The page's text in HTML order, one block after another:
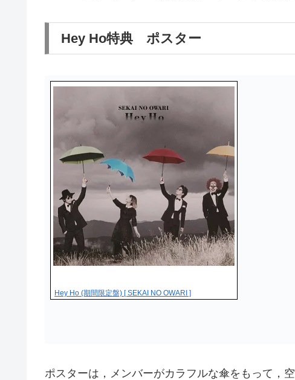
Hey Ho特典 ポスター
Hey Ho (期間限定盤) [ SEKAI NO OWARI ]
ポスターは，メンバーがカラフルな傘をもって，